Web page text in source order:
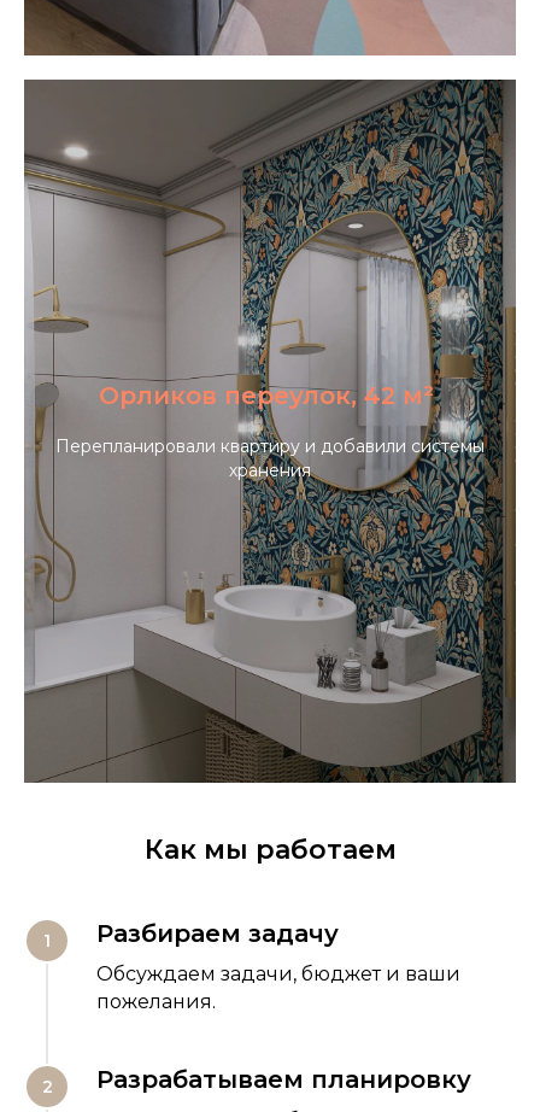
Орликов переулок, 42 м²
Перепланировали квартиру и добавили системы
хранения
Как мы работаем
Разбираем задачу
Обсуждаем задачи, бюджет и ваши
пожелания.
Разрабатываем планировку